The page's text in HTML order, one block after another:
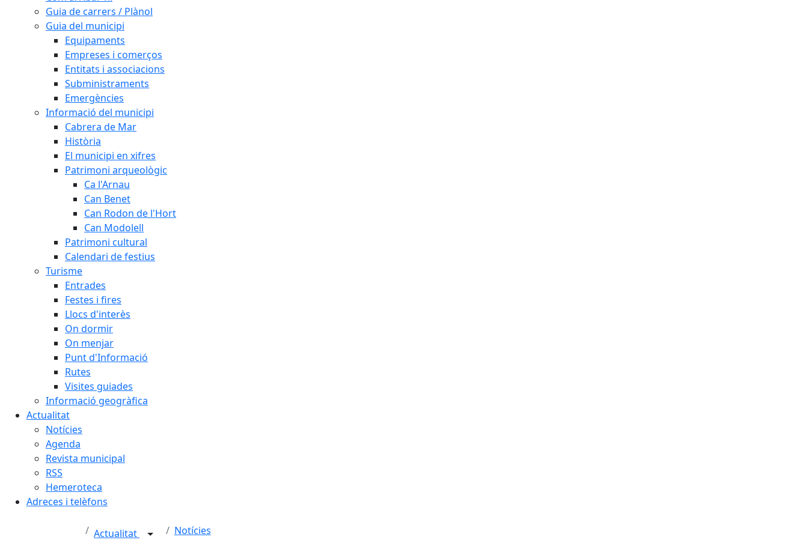
Guia de carrers / Plànol
Guia del municipi
Equipaments
Empreses i comerços
Entitats i associacions
Subministraments
Emergències
Informació del municipi
Cabrera de Mar
Història
El municipi en xifres
Patrimoni arqueològic
Ca l'Arnau
Can Benet
Can Rodon de l'Hort
Can Modolell
Patrimoni cultural
Calendari de festius
Turisme
Entrades
Festes i fires
Llocs d'interès
On dormir
On menjar
Punt d'Informació
Rutes
Visites guiades
Informació geogràfica
Actualitat
Notícies
Agenda
Revista municipal
RSS
Hemeroteca
Adreces i telèfons
Actualitat Notícies